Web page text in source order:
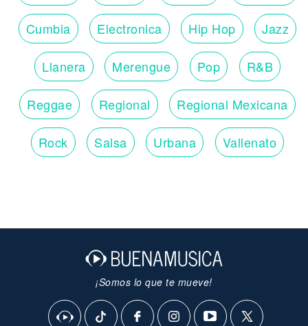
Cumbia Electronica Hip Hop Jazz
Llanera Merengue Pop R&B
Reggae Regional Regional Mexicana
Rock Salsa Urbana Vallenato
¡Somos lo que te mueve!